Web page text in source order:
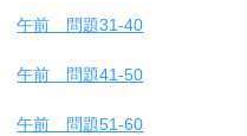
午前 問題31-40
午前 問題41-50
午前 問題51-60